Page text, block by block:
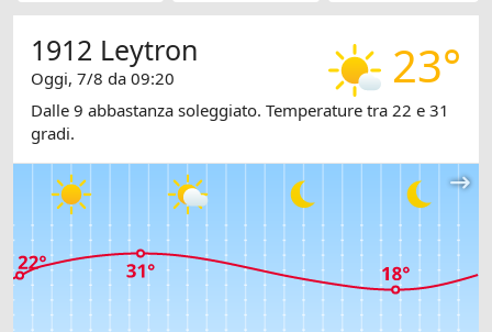
23°
1912 Leytron
Oggi, 7/8 da 09:20
Dalle 9 abbastanza soleggiato. Temperature tra 22 e 31
gradi.